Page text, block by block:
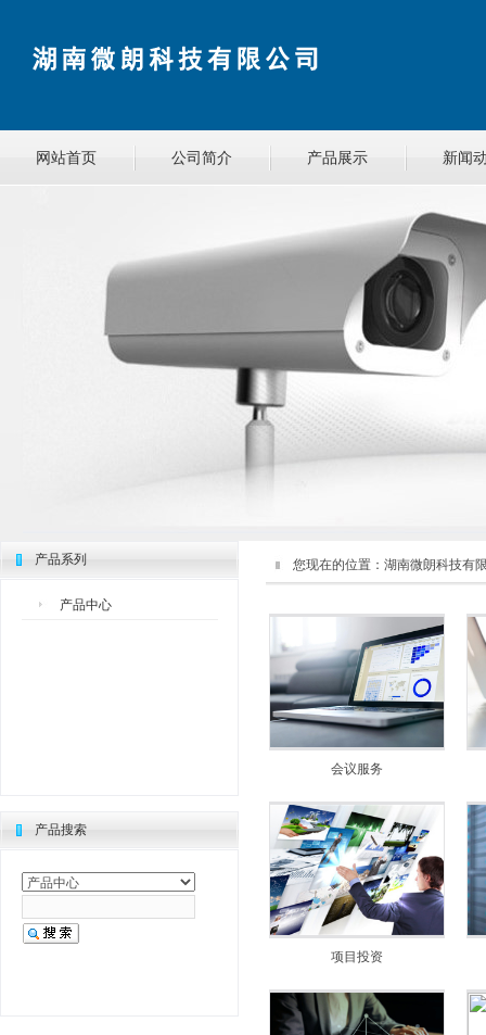
网站首页 公司简介 产品展示 新闻
产品系列
产品中心
会议服务
项目投资
您现在的位置： 湖南微朗科技有
产品搜索